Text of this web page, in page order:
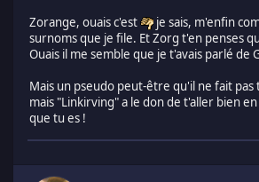
Zorange, ouais c'est
je sais, m'enfin
surnoms que je file. Et Zorg t'en penses
Ouais il me semble que je t'avais parlé de
Mais un pseudo peut-être qu'il ne fait pas
mais "Linkirving" a le don de t'aller bien
que tu es !